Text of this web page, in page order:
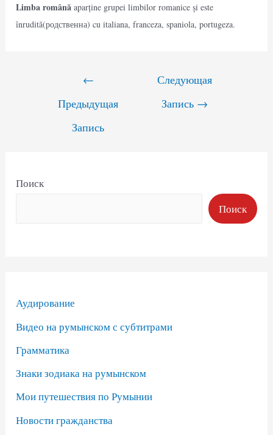
Limba română aparține grupei limbilor romanice și este
înrudită(родственна) cu italiana, franceza, spaniola, portugeza.
записям
←
Предыдущая
Запись
Следующая
Запись →
Поиск
Поиск
Аудирование
Видео на румынском с субтитрами
Грамматика
Знаки зодиака на румынском
Мои путешествия по Румынии
Новости гражданства